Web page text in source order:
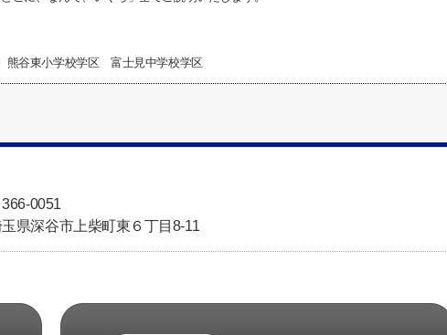
谷東小学校学区 富士見中学校学区
366-0051
県深谷市上柴町東６丁目8-11